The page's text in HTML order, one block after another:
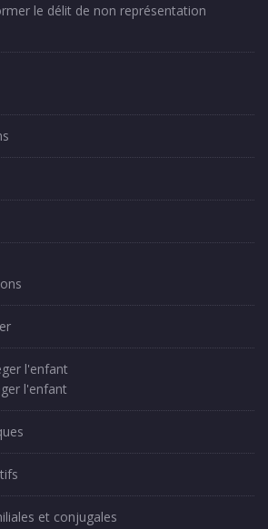
le délit de non représentation
l'enfant
l'enfant
et conjugales